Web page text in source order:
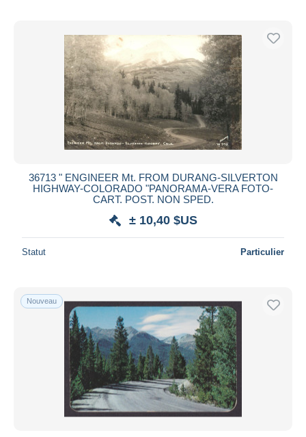
36713 " ENGINEER Mt. FROM DURANG-SILVERTON
HIGHWAY-COLORADO "PANORAMA-VERA FOTO-
CART. POST. NON SPED.
± 10,40 $US
Statut Particulier
Nouveau